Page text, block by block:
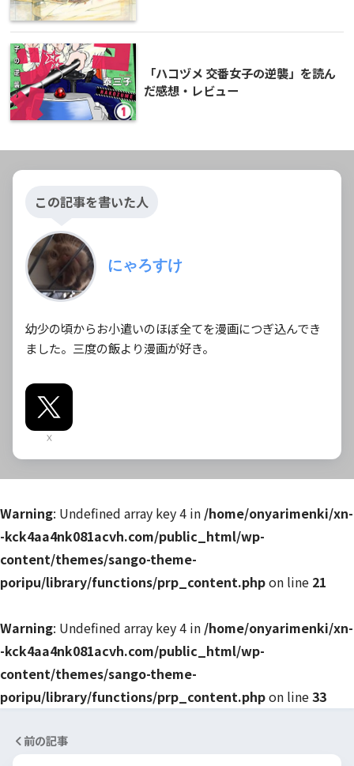
「ハコヅメ 交番女子の逆襲」を読ん
だ感想・レビュー
この記事を書いた人
にゃろすけ
幼少の頃からお小遣いのほぼ全てを漫画につぎ込んでき
ました。三度の飯より漫画が好き。
X
Warning: Undefined array key 4 in /home/onyarimenki/xn-
-kck4aa4nk081acvh.com/public_html/wp-
content/themes/sango-theme-
poripu/library/functions/prp_content.phpon line 21
Warning: Undefined array key 4 in /home/onyarimenki/xn-
-kck4aa4nk081acvh.com/public_html/wp-
content/themes/sango-theme-
poripu/library/functions/prp_content.phpon line33
前の記事